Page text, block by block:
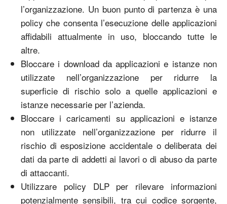
l’organizzazione. Un buon punto di partenza è una
policy che consenta l’esecuzione delle applicazioni
affidabili attualmente in uso, bloccando tutte le
altre.
Bloccare i download da applicazioni e istanze non
utilizzate nell’organizzazione per ridurre la
superficie di rischio solo a quelle applicazioni e
istanze necessarie per l’azienda.
Bloccare i caricamenti su applicazioni e istanze
non utilizzate nell’organizzazione per ridurre il
rischio di esposizione accidentale o deliberata dei
dati da parte di addetti ai lavori o di abuso da parte
di attaccanti.
Utilizzare policy DLP per rilevare informazioni
potenzialmente sensibili, tra cui codice sorgente,